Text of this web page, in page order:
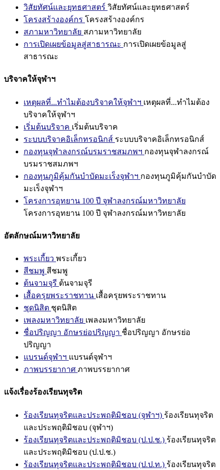
วิสัยทัศน์และยุทธศาสตร์ วิสัยทัศน์และยุทธศาสตร์
โครงสร้างองค์กร โครงสร้างองค์กร
สภามหาวิทยาลัย สภามหาวิทยาลัย
การเปิดเผยข้อมูลสู่สาธารณะ การเปิดเผยข้อมูลสู่
สาธารณะ
บริจาคให้จุฬาฯ
เหตุผลที่...ทำไมต้องบริจาคให้จุฬาฯ เหตุผลที่...ทำไมต้อง
บริจาคให้จุฬาฯ
เริ่มต้นบริจาค เริ่มต้นบริจาค
ระบบบริจาคอิเล็กทรอนิกส์ ระบบบริจาคอิเล็กทรอนิกส์
กองทุนจุฬาลงกรณ์บรมราชสมภพฯ กองทุนจุฬาลงกรณ์
บรมราชสมภพฯ
กองทุนภูมิคุ้มกันบำบัดมะเร็งจุฬาฯ กองทุนภูมิคุ้มกันบำบัด
มะเร็งจุฬาฯ
โครงการอุทยาน 100 ปี จุฬาลงกรณ์มหาวิทยาลัย
โครงการอุทยาน 100 ปี จุฬาลงกรณ์มหาวิทยาลัย
อัตลักษณ์มหาวิทยาลัย
พระเกี้ยว พระเกี้ยว
สีชมพู สีชมพู
ต้นจามจุรี ต้นจามจุรี
เสื้อครุยพระราชทาน เสื้อครุยพระราชทาน
ชุดนิสิต ชุดนิสิต
เพลงมหาวิทยาลัย เพลงมหาวิทยาลัย
ชื่อปริญญา อักษรย่อปริญญา ชื่อปริญญา อักษรย่อ
ปริญญา
แบรนด์จุฬาฯ แบรนด์จุฬาฯ
ภาพบรรยากาศ ภาพบรรยากาศ
แจ้งเรื่องร้องเรียนทุจริต
ร้องเรียนทุจริตและประพฤติมิชอบ (จุฬาฯ) ร้องเรียนทุจริต
และประพฤติมิชอบ (จุฬาฯ)
ร้องเรียนทุจริตและประพฤติมิชอบ (ป.ป.ช.) ร้องเรียนทุจริต
และประพฤติมิชอบ (ป.ป.ช.)
ร้องเรียนทุจริตและประพฤติมิชอบ (ป.ป.ท.) ร้องเรียนทุจริต